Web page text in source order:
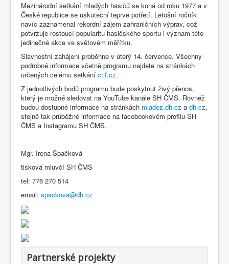
Mezinárodní setkání mladých hasičů se koná od roku 1977 a v
České republice se uskuteční teprve potřetí. Letošní ročník
navíc zaznamenal rekordní zájem zahraničních výprav, což
potvrzuje rostoucí popularitu hasičského sportu i význam této
jedinečné akce ve světovém měřítku.
Slavnostní zahájení proběhne v úterý 14. července. Všechny
podrobné informace včetně programu najdete na stránkách
určených celému setkání ctif.cz.
Z jednotlivých bodů programu bude poskytnut živý přenos,
který je možné sledovat na YouTube kanále SH ČMS. Rovněž
budou dostupné informace na stránkách mladez.dh.cz a dh.cz,
stejně tak průběžné informace na facebookovém profilu SH
ČMS a Instagramu SH ČMS.
Mgr. Irena Špačková
tisková mluvčí SH ČMS
tel: 776 270 514
email: spackova@dh.cz
Partnerské projekty